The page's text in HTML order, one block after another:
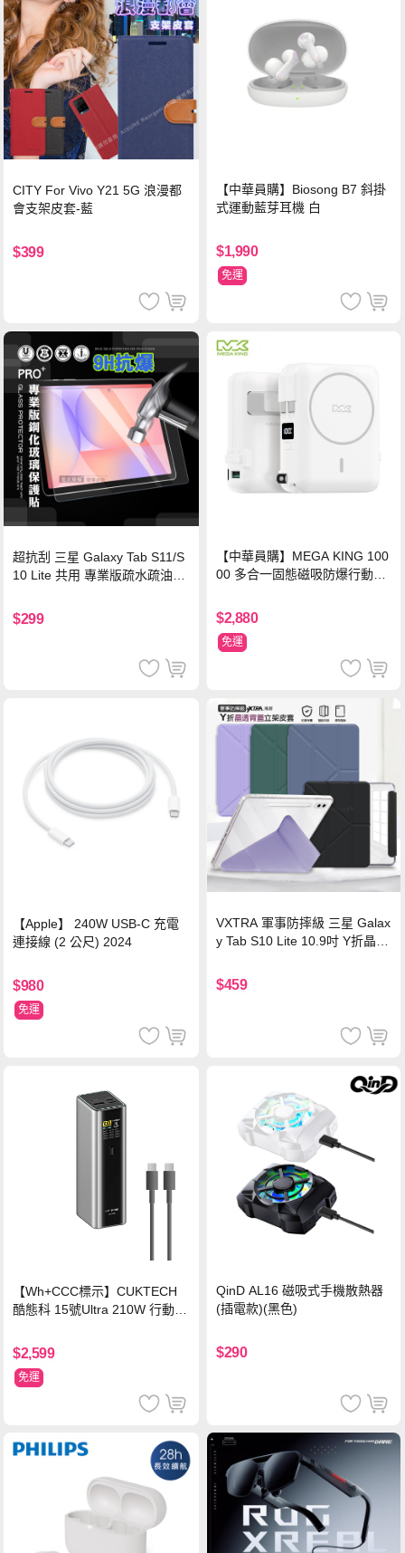
CITY For Vivo Y21 5G 浪漫都
會支架皮套-藍
$399
【中華員購】Biosong B7 斜掛
式運動藍芽耳機 白
$1,990
免運
超抗刮 三星 Galaxy Tab S11/S
10 Lite 共用 專業版疏水疏油9H
$299
【中華員購】MEGA KING 100
00 多合一固態磁吸防爆行動電
$2,880
免運
【Apple】 240W USB-C 充電
連接線 (2 公尺) 2024
$980
免運
VXTRA 軍事防摔級 三星 Galax
y Tab S10 Lite 10.9吋 Y折晶透
$459
【Wh+CCC標示】CUKTECH
酷態科 15號Ultra 210W 行動電
$2,599
免運
QinD AL16 磁吸式手機散熱器
(插電款)(黑色)
$290